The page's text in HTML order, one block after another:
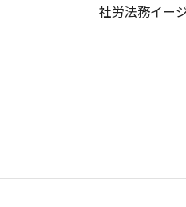
社労法務イージ